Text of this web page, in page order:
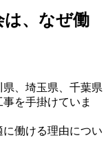
は、なぜ働
、埼玉県、千葉県
を手掛けていま
働ける理由につい